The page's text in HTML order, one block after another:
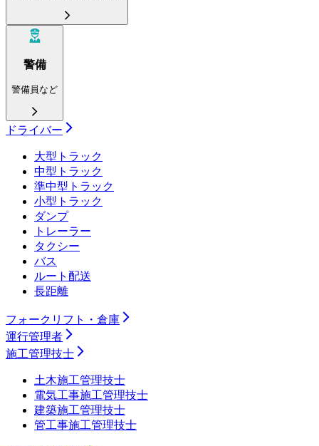
警備
警備員など
ドライバー
大型トラック
中型トラック
準中型トラック
小型トラック
ダンプ
トレーラー
タクシー
バス
ルート配送
長距離
フォークリフト・倉庫
運行管理者
施工管理技士
土木施工管理技士
電気工事施工管理技士
建築施工管理技士
管工事施工管理技士